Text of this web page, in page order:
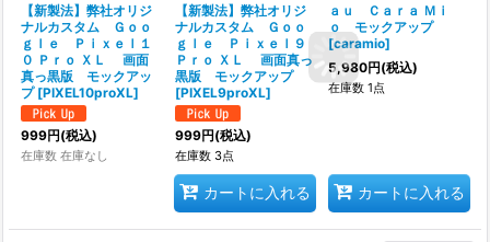
【新製法】弊社オリジ
ナルカスタム Ｇｏｏ
ｇｌｅ Ｐｉｘｅｌ１
０ Ｐｒｏ ＸＬ 画面
真っ黒版 モックアッ
プ [PIXEL10proXL]
999円(税込)
在庫数 在庫なし
【新製法】弊社オリジ
ナルカスタム Ｇｏｏ
ｇｌｅ Ｐｉｘｅｌ９
Ｐｒｏ ＸＬ 画面真っ
黒版 モックアップ
[PIXEL9proXL]
999円(税込)
在庫数 3点
カートに入れる
ａｕ Ｃａｒａ Ｍｉ
ｏ モックアップ
[caramio]
5,980円(税込)
在庫数 1点
カートに入れる